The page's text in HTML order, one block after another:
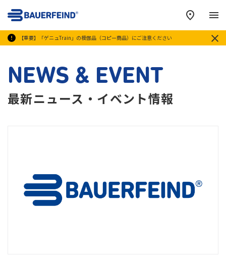
【重要】「ゲニュTrain」の模倣品（コピー商品）にご注意ください
メ
NEWS & EVENT
最新ニュース・イベント情報